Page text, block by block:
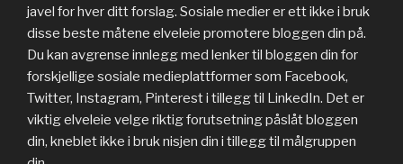
javel for hver ditt forslag. Sosiale medier er ett ikke i bruk
disse beste måtene elveleie promotere bloggen din på.
Du kan avgrense innlegg med lenker til bloggen din for
forskjellige sosiale medieplattformer som Facebook,
Twitter, Instagram, Pinterest i tillegg til LinkedIn. Det er
viktig elveleie velge riktig forutsetning påslåt bloggen
din, kneblet ikke i bruk nisjen din i tillegg til målgruppen